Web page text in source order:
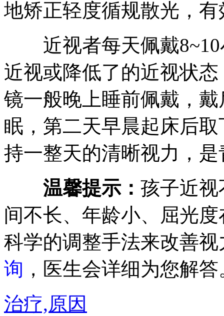
地矫正轻度循规散光，
近视者每天佩戴8~10
近视或降低了的近视状
镜一般晚上睡前佩戴，
眠，第二天早晨起床后
持一整天的清晰视力，
温馨提示： 孩子近
间不长、年龄小、屈光
科学的调整手法来改善
询 ，医生会详细为您解答
治疗,原因